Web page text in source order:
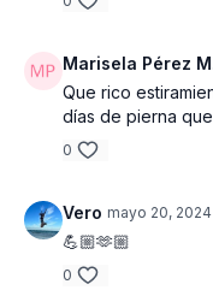
Marisela Pérez
Que rico
días de pierna
0
Vero mayo 20, 2024
💪🏼🫶🏼
0